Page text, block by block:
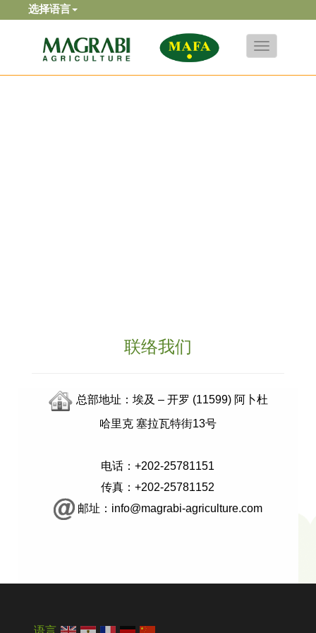
选择语言
Toggle
navigation
联络我们
总部地址：埃及 – 开罗 (11599) 阿卜杜
哈里克 塞拉瓦特街13号
电话：+202-25781151
传真：+202-25781152
邮址：info@magrabi-agriculture.com
语言